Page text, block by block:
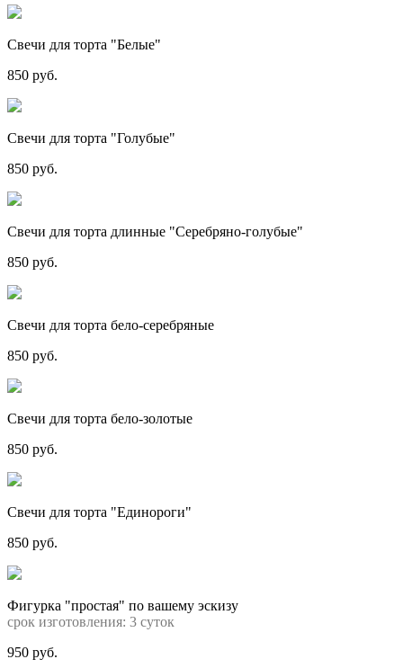
Свечи для торта "Белые"
850 руб.
Свечи для торта "Голубые"
850 руб.
Свечи для торта длинные "Серебряно-голубые"
850 руб.
Свечи для торта бело-серебряные
850 руб.
Свечи для торта бело-золотые
850 руб.
Свечи для торта "Единороги"
850 руб.
Фигурка "простая" по вашему эскизу
срок изготовления: 3 суток
950 руб.